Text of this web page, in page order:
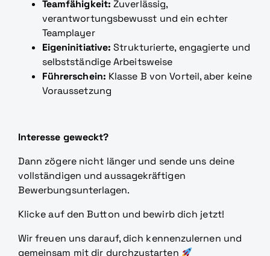
Teamfähigkeit: Zuverlässig,
verantwortungsbewusst und ein echter
Teamplayer
Eigeninitiative: Strukturierte, engagierte und
selbstständige Arbeitsweise
Führerschein: Klasse B von Vorteil, aber keine
Voraussetzung
Interesse geweckt?
Dann zögere nicht länger und sende uns deine
vollständigen und aussagekräftigen
Bewerbungsunterlagen.
Klicke auf den Button und bewirb dich jetzt!
Wir freuen uns darauf, dich kennenzulernen und
gemeinsam mit dir durchzustarten